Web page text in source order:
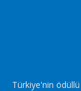
Türkiye'nin